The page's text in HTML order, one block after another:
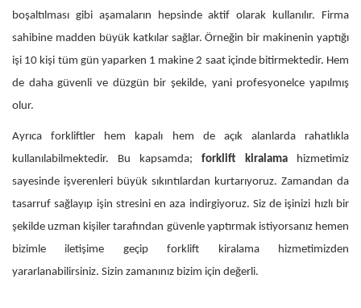
boşaltılması gibi aşamaların hepsinde aktif olarak kullanılır. Firma
sahibine madden büyük katkılar sağlar. Örneğin bir makinenin yaptığı
işi 10 kişi tüm gün yaparken 1 makine 2 saat içinde bitirmektedir. Hem
de daha güvenli ve düzgün bir şekilde, yani profesyonelce yapılmış
olur.
Ayrıca forkliftler hem kapalı hem de açık alanlarda rahatlıkla
kullanılabilmektedir. Bu kapsamda; forklift kiralama
hizmetimiz
sayesinde işverenleri büyük sıkıntılardan kurtarıyoruz. Zamandan da
tasarruf sağlayıp işin stresini en aza indirgiyoruz. Siz de işinizi hızlı bir
şekilde uzman kişiler tarafından güvenle yaptırmak istiyorsanız hemen
bizimle iletişime geçip forklift kiralama hizmetimizden
yararlanabilirsiniz. Sizin zamanınız bizim için değerli.